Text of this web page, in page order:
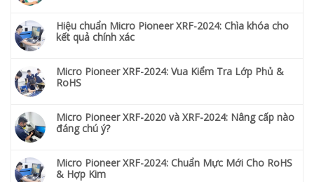
Hiệu chuẩn Micro Pioneer XRF-2024: Chìa khóa cho
kết quả chính xác
Micro Pioneer XRF-2024: Vua Kiểm Tra Lớp Phủ &
RoHS
Micro Pioneer XRF-2020 và XRF-2024: Nâng cấp nào
đáng chú ý?
Micro Pioneer XRF-2024: Chuẩn Mực Mới Cho RoHS
& Hợp Kim